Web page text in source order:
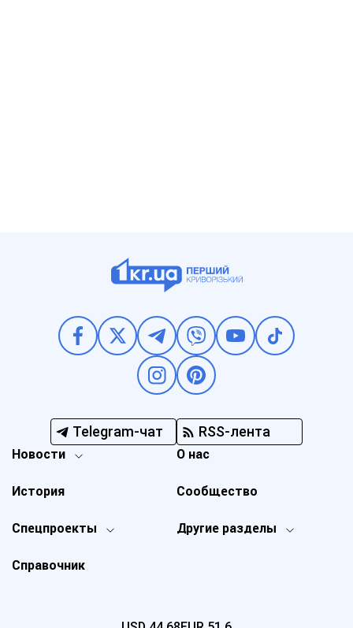
Telegram-чат RSS-лента
Новости
Спецпроекты Другие разделы
История
О нас
Справочник
Сообщество